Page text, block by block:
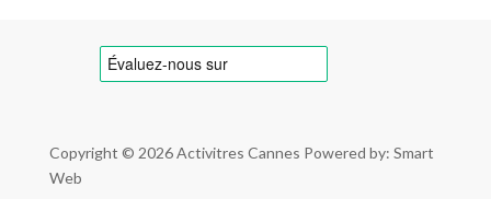
Copyright © 2026Activitres Cannes Powered by: Smart
Web